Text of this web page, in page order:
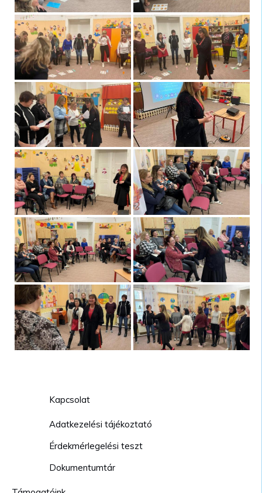
Kapcsolat
Adatkezelési tájékoztató
Érdekmérlegelési teszt
Dokumentumtár